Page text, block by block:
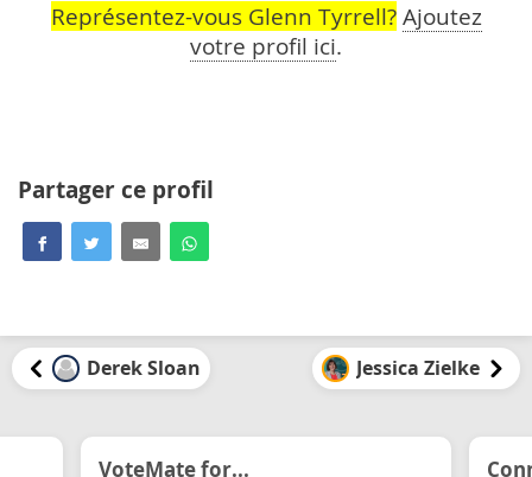
Représentez-vous Glenn Tyrrell? Ajoutez
votre profil ici.
Partager ce profil
Derek Sloan Jessica Zielke
VoteMate for...